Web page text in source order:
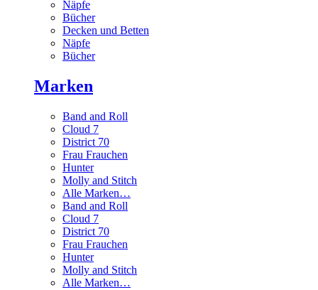
Näpfe
Bücher
Decken und Betten
Näpfe
Bücher
Marken
Band and Roll
Cloud 7
District 70
Frau Frauchen
Hunter
Molly and Stitch
Alle Marken…
Band and Roll
Cloud 7
District 70
Frau Frauchen
Hunter
Molly and Stitch
Alle Marken…